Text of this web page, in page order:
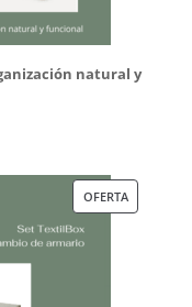
natural y
OFERTA